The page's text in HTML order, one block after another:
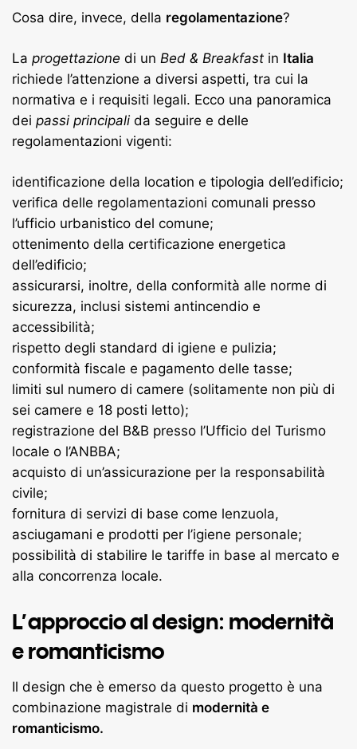
Cosa dire, invece, della regolamentazione?
La progettazione di un Bed & Breakfast in Italia
richiede l’attenzione a diversi aspetti, tra cui la
normativa e i requisiti legali. Ecco una panoramica
dei passi principalida seguire e delle
regolamentazioni vigenti:
identificazione della location e tipologia dell’edificio;
verifica delle regolamentazioni comunali presso
l’ufficio urbanistico del comune;
ottenimento della certificazione energetica
dell’edificio;
assicurarsi, inoltre, della conformità alle norme di
sicurezza, inclusi sistemi antincendio e
accessibilità;
rispetto degli standard di igiene e pulizia;
conformità fiscale e pagamento delle tasse;
limiti sul numero di camere (solitamente non più di
sei camere e 18 posti letto);
registrazione del B&B presso l’Ufficio del Turismo
locale o l’ANBBA;
acquisto di un’assicurazione per la responsabilità
civile;
fornitura di servizi di base come lenzuola,
asciugamani e prodotti per l’igiene personale;
possibilità di stabilire le tariffe in base al mercato e
alla concorrenza locale.
L’approccio al design: modernità
e romanticismo
Il design che è emerso da questo progetto è una
combinazione magistrale di modernità e
romanticismo.